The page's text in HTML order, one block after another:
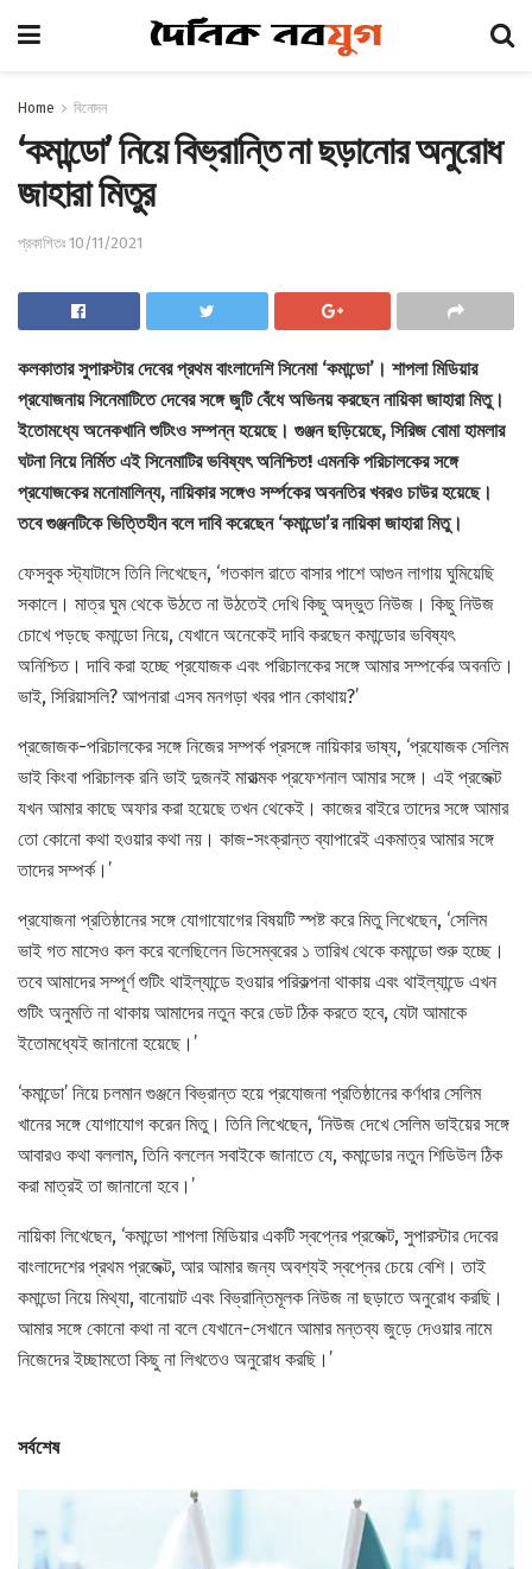
Home বিনোদন
‘কমান্ডো’ নিয়ে বিভ্রান্তি না ছড়ানোর অনুরোধ
জাহারা মিতুর
প্রকাশিতঃ 10/11/2021
কলকাতার সুপারস্টার দেবের প্রথম বাংলাদেশি সিনেমা ‘কমান্ডো’। শাপলা মিডিয়ার
প্রযোজনায় সিনেমাটিতে দেবের সঙ্গে জুটি বেঁধে অভিনয় করছেন নায়িকা জাহারা মিতু।
ইতোমধ্যে অনেকখানি শুটিংও সম্পন্ন হয়েছে। গুঞ্জন ছড়িয়েছে, সিরিজ বোমা হামলার
ঘটনা নিয়ে নির্মিত এই সিনেমাটির ভবিষ্যৎ অনিশ্চিত! এমনকি পরিচালকের সঙ্গে
প্রযোজকের মনোমালিন্য, নায়িকার সঙ্গেও সর্ম্পকের অবনতির খবরও চাউর হয়েছে।
তবে গুঞ্জনটিকে ভিত্তিহীন বলে দাবি করেছেন ‘কমান্ডো’র নায়িকা জাহারা মিতু।
ফেসবুক স্ট্যাটাসে তিনি লিখেছেন, ‘গতকাল রাতে বাসার পাশে আগুন লাগায় ঘুমিয়েছি
সকালে। মাত্র ঘুম থেকে উঠতে না উঠতেই দেখি কিছু অদ্ভুত নিউজ। কিছু নিউজ
চোখে পড়ছে কমান্ডো নিয়ে, যেখানে অনেকেই দাবি করছেন কমান্ডোর ভবিষ্যৎ
অনিশ্চিত। দাবি করা হচ্ছে প্রযোজক এবং পরিচালকের সঙ্গে আমার সম্পর্কের অবনতি।
ভাই, সিরিয়াসলি? আপনারা এসব মনগড়া খবর পান কোথায়?’
প্রজোজক-পরিচালকের সঙ্গে নিজের সম্পর্ক প্রসঙ্গে নায়িকার ভাষ্য, ‘প্রযোজক সেলিম
ভাই কিংবা পরিচালক রনি ভাই দুজনই মারাত্মক প্রফেশনাল আমার সঙ্গে। এই প্রজেক্ট
যখন আমার কাছে অফার করা হয়েছে তখন থেকেই। কাজের বাইরে তাদের সঙ্গে আমার
তো কোনো কথা হওয়ার কথা নয়। কাজ-সংক্রান্ত ব্যাপারেই একমাত্র আমার সঙ্গে
তাদের সম্পর্ক।’
প্রযোজনা প্রতিষ্ঠানের সঙ্গে যোগাযোগের বিষয়টি স্পষ্ট করে মিতু লিখেছেন, ‘সেলিম
ভাই গত মাসেও কল করে বলেছিলেন ডিসেম্বরের ১ তারিখ থেকে কমান্ডো শুরু হচ্ছে।
তবে আমাদের সম্পূর্ণ শুটিং থাইল্যান্ডে হওয়ার পরিকল্পনা থাকায় এবং থাইল্যান্ডে এখন
শুটিং অনুমতি না থাকায় আমাদের নতুন করে ডেট ঠিক করতে হবে, যেটা আমাকে
ইতোমধ্যেই জানানো হয়েছে।’
‘কমান্ডো’ নিয়ে চলমান গুঞ্জনে বিভ্রান্ত হয়ে প্রযোজনা প্রতিষ্ঠানের কর্ণধার সেলিম
খানের সঙ্গে যোগাযোগ করেন মিতু। তিনি লিখেছেন, ‘নিউজ দেখে সেলিম ভাইয়ের সঙ্গে
আবারও কথা বললাম, তিনি বললেন সবাইকে জানাতে যে, কমান্ডোর নতুন শিডিউল ঠিক
করা মাত্রই তা জানানো হবে।’
নায়িকা লিখেছেন, ‘কমান্ডো শাপলা মিডিয়ার একটি স্বপ্নের প্রজেক্ট, সুপারস্টার দেবের
বাংলাদেশের প্রথম প্রজেক্ট, আর আমার জন্য অবশ্যই স্বপ্নের চেয়ে বেশি। তাই
কমান্ডো নিয়ে মিথ্যা, বানোয়াট এবং বিভ্রান্তিমূলক নিউজ না ছড়াতে অনুরোধ করছি।
আমার সঙ্গে কোনো কথা না বলে যেখানে-সেখানে আমার মন্তব্য জুড়ে দেওয়ার নামে
নিজেদের ইচ্ছামতো কিছু না লিখতেও অনুরোধ করছি।’
সর্বশেষ